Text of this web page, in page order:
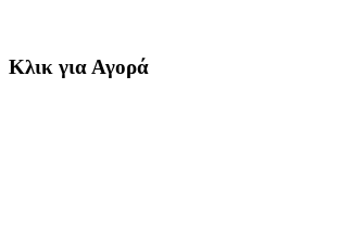
Κλικ για Αγορά